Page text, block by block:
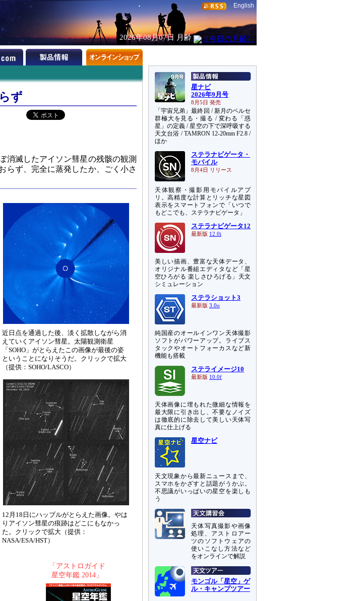
English
2026年08月07日 月齢
ず
消滅したアイソン彗星の残骸の観測
らず、完全に蒸発したか、ごく小さ
近日点を通過した後、淡く拡散しながら消
えていくアイソン彗星。太陽観測衛星
「SOHO」がとらえたこの画像が最後の姿
ということになりそうだ。クリックで拡大
（提供：SOHO/LASCO）
12月18日にハッブルがとらえた画像。やは
りアイソン彗星の痕跡はどこにもなかっ
た。クリックで拡大（提供：
NASA/ESA/HST）
「アストロガイド
星空年鑑 2014」
星ナビ
2026年9月号
8月5日 発売
「宇宙兄弟」最終回 / 新月のペルセ
群極大を見る・撮る / 変わる「惑
星」の定義 / 星空の下で深呼吸する
天文台浴 / TAMRON 12-20mm F2.8 /
ほか
ステラナビゲータ・
モバイル
8月4日 リリース
天体観察・撮影用モバイルアプ
リ。高精度な計算とリッチな星図
表示をスマートフォンで「いつで
もどこでも、ステラナビゲータ」
ステラナビゲータ12
最新版 12.0i
美しい描画、豊富な天体データ、
オリジナル番組エディタなど「星
空ひろがる 楽しさひろげる」天文
シミュレーション
ステラショット3
最新版 3.0o
純国産のオールインワン天体撮影
ソフトがパワーアップ。ライブス
タックやオートフォーカスなど新
機能も搭載
ステライメージ10
最新版 10.0f
天体画像に埋もれた微細な情報を
最大限に引き出し、不要なノイズ
は徹底的に除去して美しい天体写
真に仕上げる
星空ナビ
天文現象から最新ニュースまで、
スマホをかざすと話題がうかぶ。
不思議がいっぱいの星空を楽しも
う
天体写真撮影や画像
処理、アストロアー
ツのソフトウェアの
使いこなし方法など
をオンラインで解説
モンゴル「星空」ゲ
ル・キャンプツアー